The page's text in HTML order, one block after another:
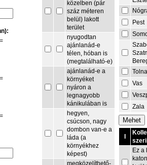
közelben (pár
száz méteren
belül) lakott
terület
nyugodtan
ajánlanád-e
télen, hóban is
(megtalálható-e)
ajánlanád-e a
környéket
nyáron a
legnagyobb
kánikulában is
hegyen,
csúcson, nagy
dombon van-e a
láda (a
környékhez
képest)
megközelíthető-
Pest
Vas
Zala
I
Ez a